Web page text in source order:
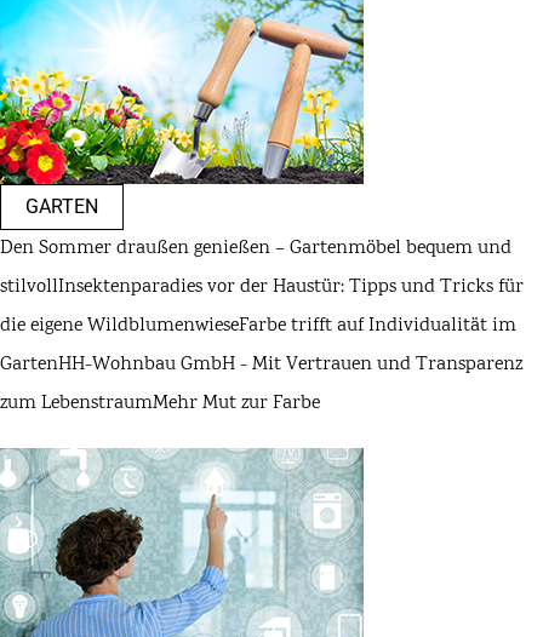
GARTEN
Den Sommer draußen genießen – Gartenmöbel bequem und
stilvollInsektenparadies vor der Haustür: Tipps und Tricks für
die eigene WildblumenwieseFarbe trifft auf Individualität im
GartenHH-Wohnbau GmbH - Mit Vertrauen und Transparenz
zum LebenstraumMehr Mut zur Farbe